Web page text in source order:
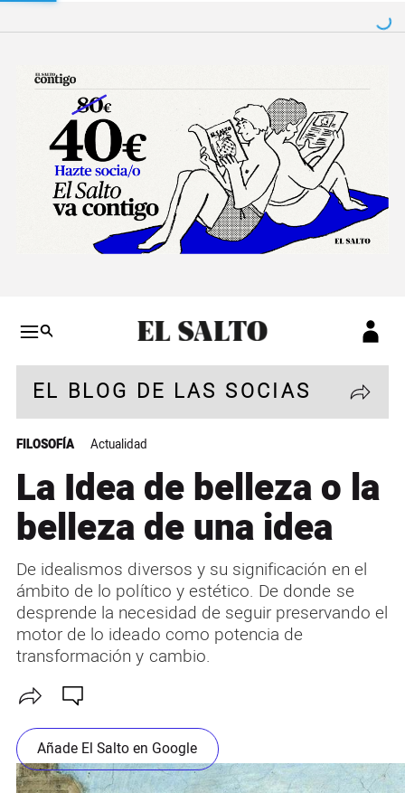
Salto a contenido
EL BLOG DE LAS SOCIAS
FILOSOFÍA Actualidad
La Idea de belleza o la
belleza de una idea
De idealismos diversos y su significación en el
ámbito de lo político y estético. De donde se
desprende la necesidad de seguir preservando el
motor de lo ideado como potencia de
transformación y cambio.
Añade El Salto en Google